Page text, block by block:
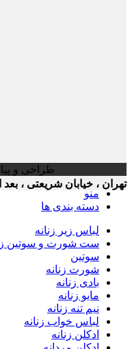
، خیابان شریعتی ، بعد از
طراحی و
منو
دسته بندی ها
لباس زیر زنانه
ست شورت و سوتین زنانه
سوتین
شورت زنانه
بادی زنانه
مایو زنانه
نیم تنه زنانه
لباس خواب زنانه
ادکلن زنانه